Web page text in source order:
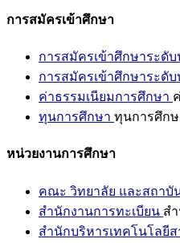
การสมัครเข้าศึกษา
การสมัครเข้าศึกษาระ
การสมัครเข้าศึกษาระดั
ค่าธรรมเนียมการศึกษา
ทุนการศึกษา ทุนการศึกษ
หน่วยงานการศึกษา
คณะ วิทยาลัย และสถาบั
สำนักงานการทะเบียน ส
สำนักบริหารเทคโนโลยีส